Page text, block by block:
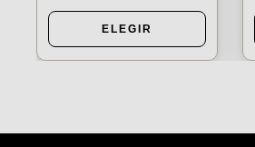
ELEGIR